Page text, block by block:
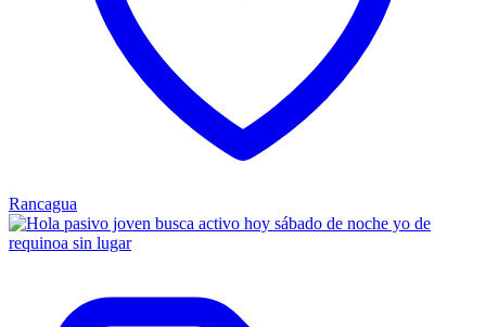
Rancagua